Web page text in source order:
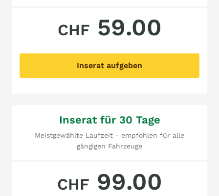
CHF 59.00
Inserat aufgeben
Inserat für 30 Tage
Meistgewählte Laufzeit - empfohlen für alle
gängigen Fahrzeuge
CHF 99.00